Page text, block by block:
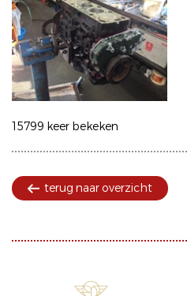
15799 keer bekeken
terug naar overzicht